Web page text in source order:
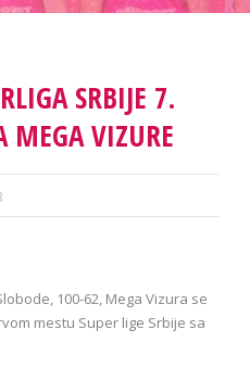
SRBIJE 7.
MEGA VIZURE
100-62, Mega Vizura se
mestu Super lige Srbije sa